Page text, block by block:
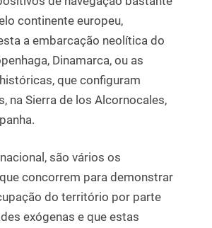
continente europeu,
a embarcação neolítica do
Dinamarca, ou as
que configuram
na Sierra de los Alcornocales,
são vários os
concorrem para demonstrar
do território por parte
exógenas e que estas